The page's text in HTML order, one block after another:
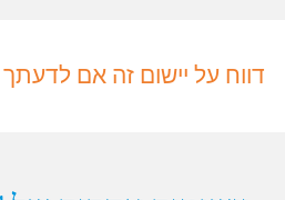
דווח על יישום זה אם